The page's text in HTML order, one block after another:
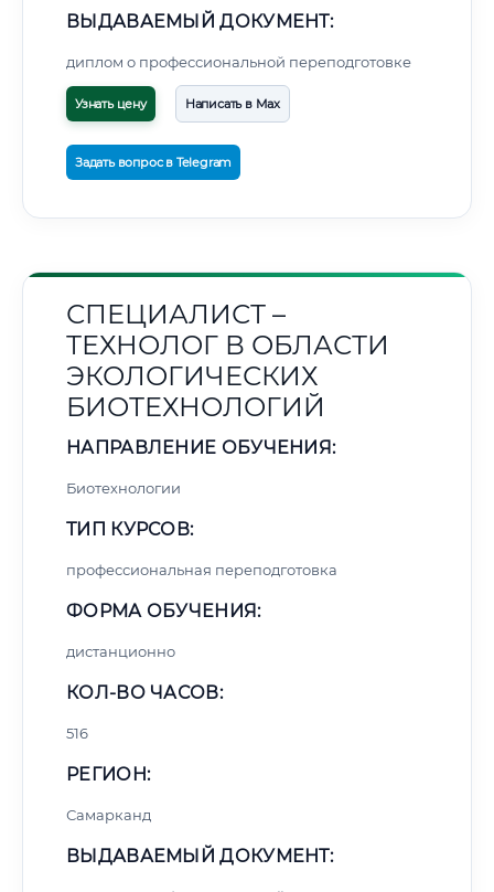
ВЫДАВАЕМЫЙ ДОКУМЕНТ:
диплом о профессиональной переподготовке
Узнать цену Написать в Max
Задать вопрос в Telegram
СПЕЦИАЛИСТ –
ТЕХНОЛОГ В ОБЛАСТИ
ЭКОЛОГИЧЕСКИХ
БИОТЕХНОЛОГИЙ
НАПРАВЛЕНИЕ ОБУЧЕНИЯ:
Биотехнологии
ТИП КУРСОВ:
профессиональная переподготовка
ФОРМА ОБУЧЕНИЯ:
дистанционно
КОЛ-ВО ЧАСОВ:
516
РЕГИОН:
Самарканд
ВЫДАВАЕМЫЙ ДОКУМЕНТ: